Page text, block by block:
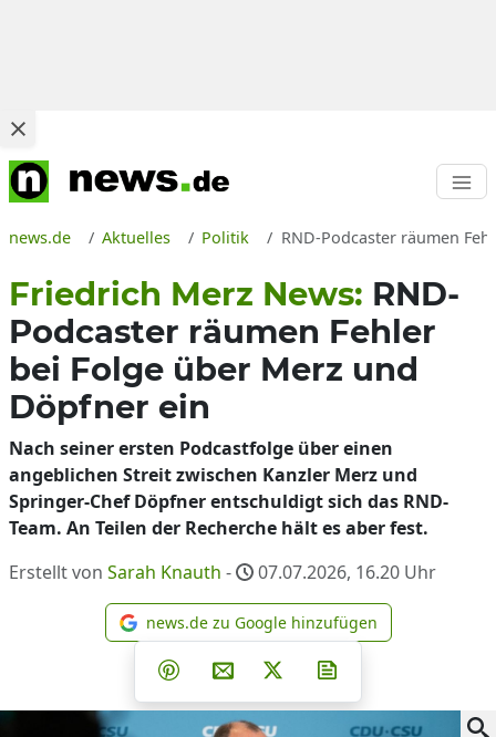
news.de Aktuelles Politik RND-Podcaster räumen
Friedrich Merz News: RND-
Podcaster räumen Fehler
bei Folge über Merz und
Döpfner ein
Nach seiner ersten Podcastfolge über einen
angeblichen Streit zwischen Kanzler Merz und
Springer-Chef Döpfner entschuldigt sich das RND-
Team. An Teilen der Recherche hält es aber fest.
Erstellt von Sarah Knauth - 07.07.2026, 16.20 Uhr
news.de zu Google
news.de zu Google hinzufügen
Teilen auf Facebook
Teilen auf Whatsapp
Teilen auf Telegram
Teilen auf Pinterest
Per E-Mail teilen
Post auf X